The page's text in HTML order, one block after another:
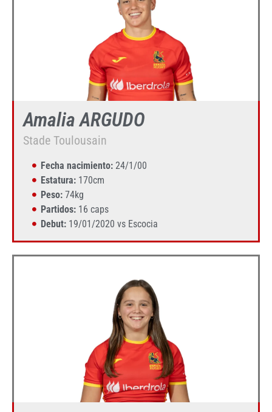
Amalia ARGUDO
Stade Toulousain
Fecha nacimiento:24/1/00
Estatura:170cm
Peso:74kg
Partidos:16 caps
Debut:19/01/2020 vs Escocia